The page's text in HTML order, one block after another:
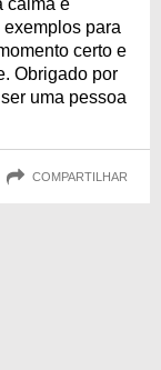
calma e
para
certo e
Obrigado por
uma pessoa
COMPARTILHAR